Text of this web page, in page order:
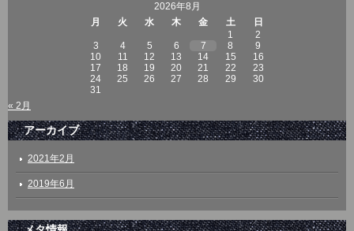
2026年8月
月
火 水 木 金 土
日
1
2
3
4 5 6 7 8
9
10
11 12 13 14 15
16
17
18 19 20 21 22
23
24
25 26 27 28 29
30
31
« 2月
アーカイブ
2021年2月
2019年6月